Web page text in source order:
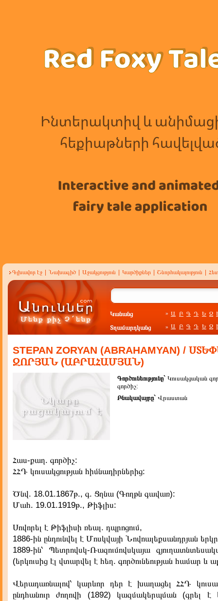
Գլխավոր էջ Նախագիծ Աջակցություն Կարծիքներ Շնորհակալություն
Կանանց » Ա Բ Գ Դ Ե Զ
Տղամարդկանց » Ա Բ Գ Դ Ե Զ
STEPAN ZORYAN (ABRAHAMYAN) /
ԶՈՐՅԱՆ (ԱԲՐԱՀԱՄՅԱՆ)
Գործունեությունը` Կուսակցական
գործիչ:
Բնակավայրը` Վրաստան
Հաս-քաղ. գործիչ:
ՀՀԴ կուսակցության հիմնադիրներից:
Ծնվ. 18.01.1867թ., գ. Ցղնա (Գողթն գավառ):
Մահ. 19.01.1919թ., Թիֆլիս:
Սովորել է Թիֆլիսի ռեալ. դպրոցում,
1886-ին ընդունվել է Մոսկվայի Նովոալեքսանդրյան
1889-ին՝ Պետրովսկ-Ռազումովսկայա
(երկուսից էլ վտարվել է հեղ. գործունեության համար և
Վերադառնալով՝ կարևոր դեր է խաղացել ՀՀԴ
ընդհանուր ժողովի (1892) կազմակերպման (գրել է